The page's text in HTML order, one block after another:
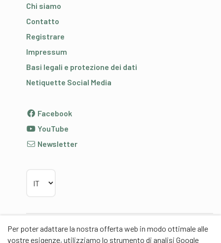
Per poter adattare la nostra offerta web in modo ottimale alle
vostre esigenze, utilizziamo lo strumento di analisi Google
Chi siamo
Contatto
Registrare
Impressum
Basi legali e protezione dei dati
Netiquette Social Media
Facebook
YouTube
Newsletter
Partner